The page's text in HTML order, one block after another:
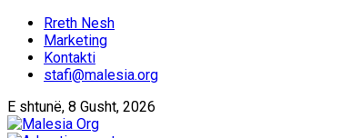
Rreth Nesh
Marketing
Kontakti
stafi@malesia.org
E shtunë, 8 Gusht, 2026